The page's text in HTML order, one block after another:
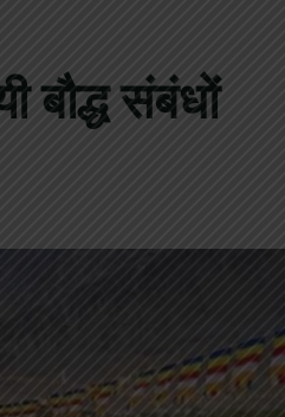
बौद्ध संबंधों